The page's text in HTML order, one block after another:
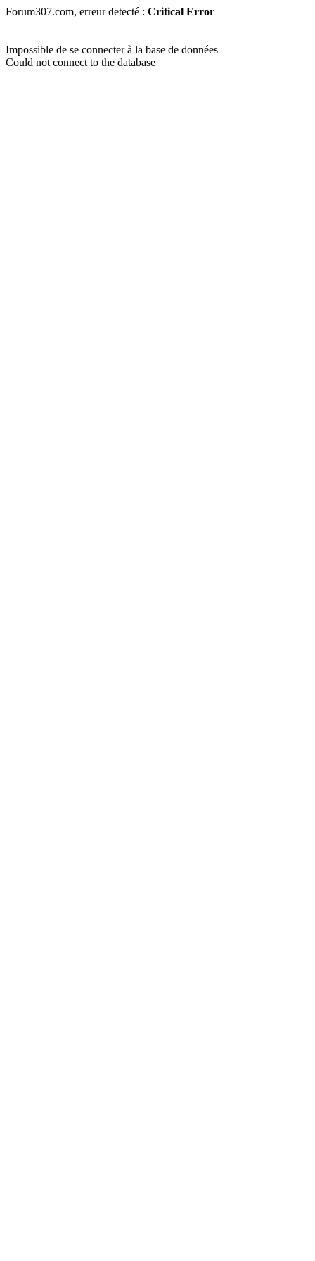
Forum307.com, erreur detecté : Critical Error
Impossible de se connecter à la base de données
Could not connect to the database